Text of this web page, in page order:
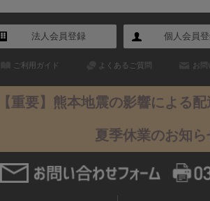
法人会員登録 個人会員
ご利用ガイド よくあるご質問 お問
重要】熊本地震の影響による
夏季休業のお知ら